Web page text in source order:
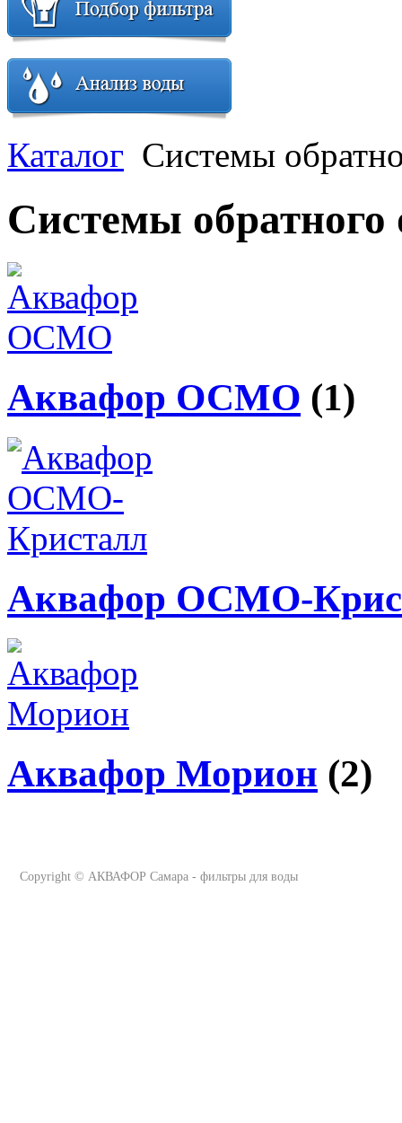
Каталог Системы
Системы обратного
Аквафор ОСМО (1)
Аквафор ОСМО-
Аквафор Морион (2)
Copyright © АКВАФОР Самара - фильтры для воды